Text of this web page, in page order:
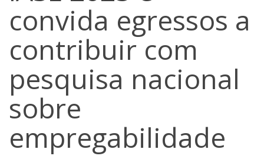
convida egressos a
contribuir com
pesquisa nacional
sobre
empregabilidade